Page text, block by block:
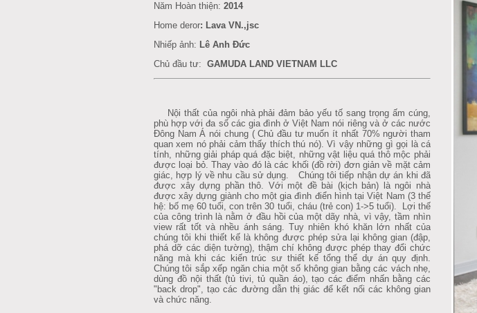
Năm Hoàn thiện: 2014
Home deror: Lava VN.,jsc
Nhiếp ảnh: Lê Anh Đức
Chủ đầu tư: GAMUDA LAND VIETNAM LLC
Nội thất của ngôi nhà phải đảm bảo yếu tố sang trọng ấm cúng,
phù hợp với đa số các gia đình ở Việt Nam nói riêng và ở các nước
Đông Nam Á nói chung ( Chủ đầu tư muốn ít nhất 70% người tham
quan xem nó phải cảm thấy thích thú nó). Vì vậy những gì gọi là cá
tính, những giải pháp quá đặc biệt, những vật liệu quá thô mộc phải
được loại bỏ. Thay vào đó là các khối (đồ rời) đơn giản về mặt cảm
giác, hợp lý về nhu cầu sử dụng. Chúng tôi tiếp nhận dự án khi đã
được xây dựng phần thô. Với một đề bài (kịch bản) là ngôi nhà
được xây dựng giành cho một gia đình điển hình tại Việt Nam (3 thế
hệ: bố mẹ 60 tuổi, con trên 30 tuổi, cháu (trẻ con) 1->5 tuổi). Lợi thế
của công trình là nằm ở đầu hồi của một dãy nhà, vì vậy, tầm nhìn
view rất tốt và nhều ánh sáng. Tuy nhiên khó khăn lớn nhất của
chúng tôi khi thiết kế là không được phép sửa lại không gian (đập,
phá dỡ các diện tường), thậm chí không được phép thay đổi chức
năng mà khi các kiến trúc sư thiết kế tổng thể dự án quy định.
Chúng tôi sắp xếp ngăn chia một số không gian bằng các vách nhẹ,
dùng đồ nội thất (tủ tivi, tủ quần áo), tạo các điểm nhấn bằng các
"back drop", tạo các đường dẫn thị giác để kết nối các không gian
và chức năng.